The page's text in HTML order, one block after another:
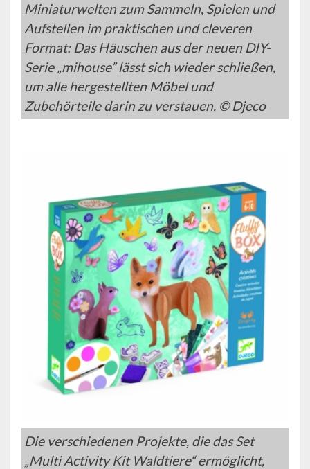
Miniaturwelten zum Sammeln, Spielen und
Aufstellen im praktischen und cleveren
Format: Das Häuschen aus der neuen DIY-
Serie „mihouse” lässt sich wieder schließen,
um alle hergestellten Möbel und
Zubehörteile darin zu verstauen. © Djeco
Die verschiedenen Projekte, die das Set
„Multi Activity Kit Waldtiere“ ermöglicht,